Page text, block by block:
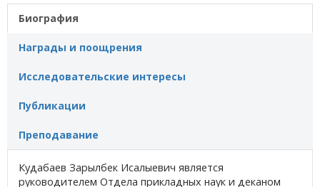
Биография
Награды и поощрения
Исследовательские интересы
Публикации
Преподавание
Кудабаев Зарылбек Исалыевич является
руководителем Отдела прикладных наук и деканом